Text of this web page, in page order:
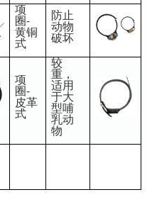
项
圈-
黄铜
式
防止
动物
破坏
项
圈-
皮革
式
较
重，
适用
于大
型哺
乳动
物